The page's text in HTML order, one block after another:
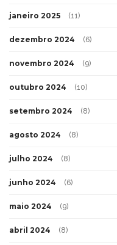
janeiro 2025 (11)
dezembro 2024 (6)
novembro 2024 (9)
outubro 2024 (10)
setembro 2024 (8)
agosto 2024 (8)
julho 2024 (8)
junho 2024 (6)
maio 2024 (9)
abril 2024 (8)